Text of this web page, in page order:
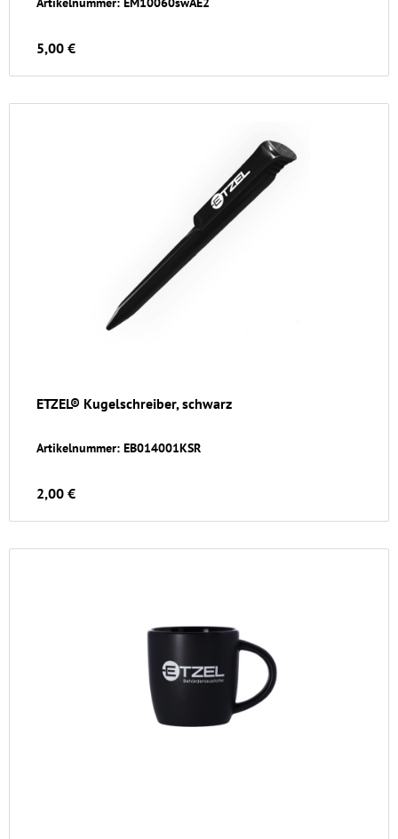
5,00 €
ETZEL® Kugelschreiber, schwarz
Artikelnummer: EB014001KSR
2,00 €